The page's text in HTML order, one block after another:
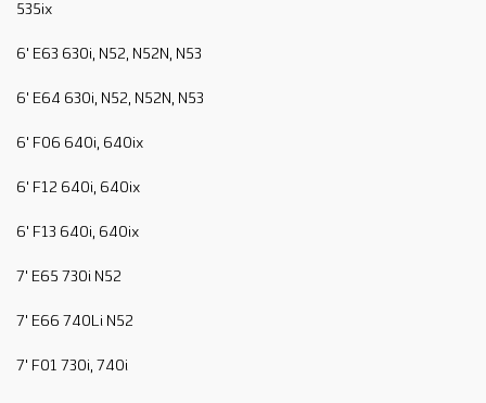
535ix
6' E63 630i, N52, N52N, N53
6' E64 630i, N52, N52N, N53
6' F06 640i, 640ix
6' F12 640i, 640ix
6' F13 640i, 640ix
7' E65 730i N52
7' E66 740Li N52
7' F01 730i, 740i